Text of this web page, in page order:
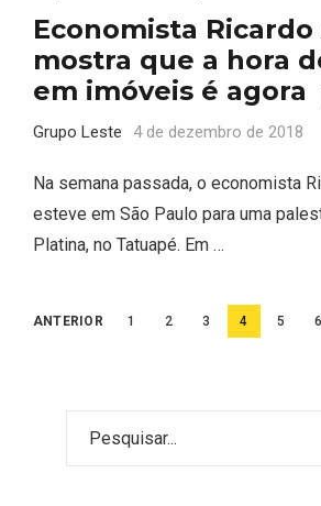
Economista
mostra que a hora
em imóveis é agora
Grupo Leste 4 de dezembro de 2018
Na semana passada, o economista
esteve em São Paulo para uma
Platina, no Tatuapé. Em …
Paginação
ANTERIOR 1 2 3 4 5 6